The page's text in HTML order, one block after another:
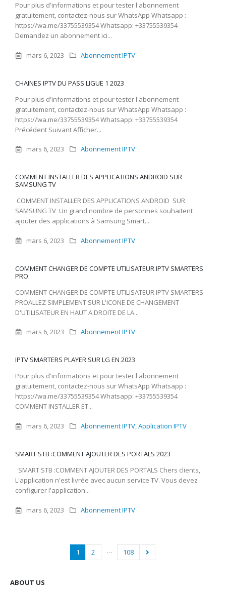
Pour plus d'informations et pour tester l'abonnement
gratuitement, contactez-nous sur WhatsApp Whatsapp :
https://wa.me/33755539354 Whatsapp: +33755539354
Demandez un abonnement ici...
mars 6, 2023 Abonnement IPTV
CHAINES IPTV DU PASS LIGUE 1 2023
Pour plus d'informations et pour tester l'abonnement
gratuitement, contactez-nous sur WhatsApp Whatsapp :
https://wa.me/33755539354 Whatsapp: +33755539354
Précédent Suivant Afficher...
mars 6, 2023 Abonnement IPTV
COMMENT INSTALLER DES APPLICATIONS ANDROID SUR
SAMSUNG TV
COMMENT INSTALLER DES APPLICATIONS ANDROID SUR
SAMSUNG TV Un grand nombre de personnes souhaitent
ajouter des applications à Samsung Smart...
mars 6, 2023 Abonnement IPTV
COMMENT CHANGER DE COMPTE UTILISATEUR IPTV SMARTERS
PRO
COMMENT CHANGER DE COMPTE UTILISATEUR IPTV SMARTERS
PROALLEZ SIMPLEMENT SUR L'ICONE DE CHANGEMENT
D'UTILISATEUR EN HAUT A DROITE DE LA...
mars 6, 2023 Abonnement IPTV
IPTV SMARTERS PLAYER SUR LG EN 2023
Pour plus d'informations et pour tester l'abonnement
gratuitement, contactez-nous sur WhatsApp Whatsapp :
https://wa.me/33755539354 Whatsapp: +33755539354
COMMENT INSTALLER ET...
mars 6, 2023 Abonnement IPTV,Application IPTV
SMART STB :COMMENT AJOUTER DES PORTALS 2023
SMART STB :COMMENT AJOUTER DES PORTALS Chers clients,
L'application n'est livrée avec aucun service TV. Vous devez
configurer l'application...
mars 6, 2023 Abonnement IPTV
1 2 … 108
ABOUT US